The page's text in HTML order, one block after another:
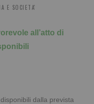
E SOCIETA'
all’atto di
dalla prevista